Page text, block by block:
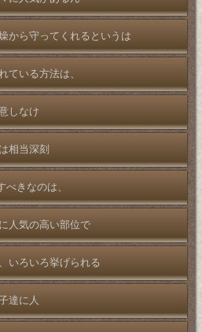
から守ってくれるというは
ている方法は、
しなけ
相当深刻
べきなのは、
人気の高い部位で
いろいろ挙げられる
達に人